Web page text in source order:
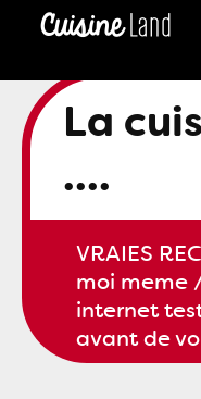
La
....
VRAIES
moi meme /
internet
avant de